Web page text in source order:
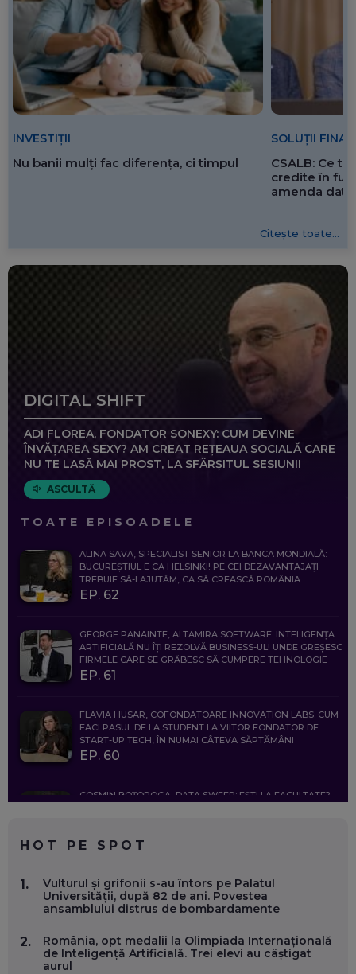
INVESTIȚII
Nu banii mulți fac diferența, ci timpul
SOLUȚII
CSALB: Ce
credite în
amenda
Citește toate...
DIGITAL SHIFT
ADI FLOREA, FONDATOR SONEXY: CUM DEVINE
ÎNVĂȚAREA SEXY? AM CREAT REȚEAUA SOCIALĂ CARE
NU TE LASĂ MAI PROST, LA SFÂRȘITUL SESIUNII
ASCULTĂ
TOATE EPISOADELE
ALINA SAVA, SPECIALIST SENIOR LA BANCA MONDIALĂ:
BUCUREȘTIUL E CA HELSINKI! PE CEI DEZAVANTAJAȚI
TREBUIE SĂ-I AJUTĂM, CA SĂ CREASCĂ ROMÂNIA
EP. 62
GEORGE PANAINTE, ALTAMIRA SOFTWARE: INTELIGENȚA
ARTIFICIALĂ NU ÎȚI REZOLVĂ BUSINESS-UL! UNDE GREȘESC
FIRMELE CARE SE GRĂBESC SĂ CUMPERE TEHNOLOGIE
EP. 61
FLAVIA HUSAR, COFONDATOARE INNOVATION LABS: CUM
FACI PASUL DE LA STUDENT LA VIITOR FONDATOR DE
START-UP TECH, ÎN NUMAI CÂTEVA SĂPTĂMÂNI
EP. 60
COSMIN BOȚOROGA, DATA SWEEP: EȘTI LA FACULTATE?
FOLOSEȘTI TEHNOLOGIA CA SĂ FII MAI BUN LA JOB. ȘI CUM
SE VA SCHIMBA MUNCA, ÎN URMĂTORII ANI
EP. 58
MARIUS PAȘCULEA, COFONDATOR AL KULTH: CUM
HOT PE SPOT
1.
Vulturul și grifonii s-au întors pe Palatul
Universității, după 82 de ani. Povestea
ansamblului distrus de bombardamente
2.
România, opt medalii la Olimpiada Internațională
de Inteligență Artificială. Trei elevi au câștigat
aurul